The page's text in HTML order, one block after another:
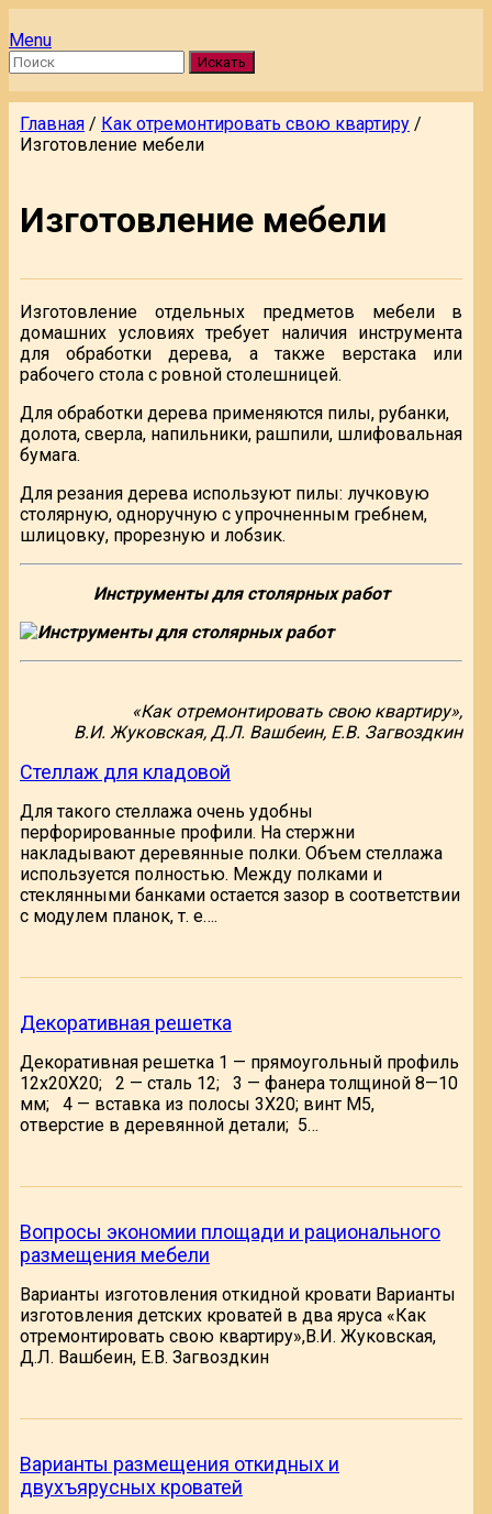
Menu
Искать
Главная / Как отремонтировать свою квартиру /
Изготовление мебели
Изготовление мебели
Изготовление отдельных предметов мебели в
домашних условиях требует наличия инструмента
для обработки дерева, а также верстака или
рабочего стола с ровной столешницей.
Для обработки дерева применяются пилы, рубанки,
долота, сверла, напильники, рашпили, шлифовальная
бумага.
Для резания дерева используют пилы: лучковую
столярную, одноручную с упрочненным гребнем,
шлицовку, прорезную и лобзик.
Инструменты для столярных работ
«Как отремонтировать свою квартиру»,
В.И. Жуковская, Д.Л. Вашбеин, Е.В. Загвоздкин
Стеллаж для кладовой
Для такого стеллажа очень удобны
перфорированные профили. На стержни
накладывают деревянные полки. Объем стеллажа
используется полностью. Между полками и
стеклянными банками остается зазор в соответствии
с модулем планок, т. е….
Декоративная решетка
Декоративная решетка 1 — прямоугольный профиль
12x20X20; 2 — сталь 12; 3 — фанера толщиной 8—10
мм; 4 — вставка из полосы 3X20; винт М5,
отверстие в деревянной детали; 5…
Вопросы экономии площади и рационального
размещения мебели
Варианты изготовления откидной кровати Варианты
изготовления детских кроватей в два яруса «Как
отремонтировать свою квартиру»,В.И. Жуковская,
Д.Л. Вашбеин, Е.В. Загвоздкин
Варианты размещения откидных и
двухъярусных кроватей